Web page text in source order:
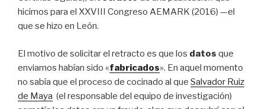
hicimos para el XXVIII Congreso AEMARK (2016) —el
que se hizo en León.
El motivo de solicitar el retracto es que los datos que
enviamos habían sido «fabricados». En aquel momento
no sabía que el proceso de cocinado al que Salvador Ruiz
de Maya (el responsable del equipo de investigación)